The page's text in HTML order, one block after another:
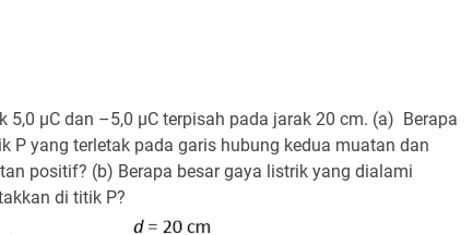
5,0 μC dan –5,0 μC terpisah pada jarak 20 cm. (a) Berapa
P yang terletak pada garis hubung kedua muatan dan
positif? (b) Berapa besar gaya listrik yang dialami
di titik P?